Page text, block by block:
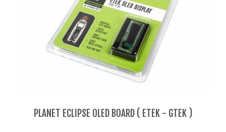
PLANET ECLIPSE OLED BOARD ( ETEK - GTEK )